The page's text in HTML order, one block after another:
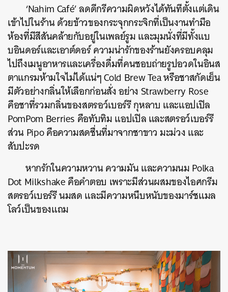
‘Nahim Café’ ลดดีกรีความผิดหวังได้ทันทีตั้งแต่เดิน
เข้าไปในร้าน ด้วยข้าวของกระจุกกระจิกที่เป็นงานทำมือ
ห้องที่มีสีสันคล้ายกับอยู่ในเพลย์รูม และมุมนั่งที่มีทั้งแบ
บอินดอร์และเอาต์ดอร์ ความน่ารักของร้านยังครอบคลุม
ไปถึงเมนูอาหารและเครื่องดื่มที่คนชอบถ่ายรูปอวดในอินส
ตาแกรมห้ามใจไม่ได้แน่ๆ Cold Brew Tea หรือชาสกัดเย็น
มีตัวอย่างกลิ่นให้เลือกก่อนสั่ง อย่าง Strawberry Rose
คือชาที่รวมกลิ่นของสตรอว์เบอร์รี กุหลาบ และแอปเปิล
PomPom Berries คือทับทิม แอปเปิล และสตรอว์เบอร์รี
ส่วน Pipo คือความสดชื่นที่มาจากชาขาว มะม่วง และ
สับปะรด
หากรักในความหวาน ความมัน และความนม Polka
Dot Milkshake คือคำตอบ เพราะมีส่วนผสมของไอศกรีม
สตรอว์เบอร์รี นมสด และมีความหนึบหนับของมาร์ชแมล
โลว์เป็นของแถม